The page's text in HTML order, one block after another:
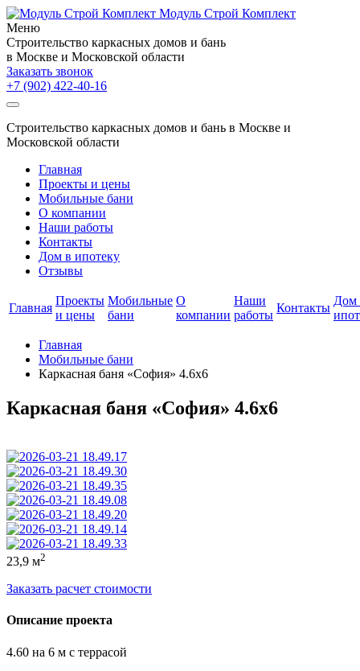
Модуль Строй Комплект
Меню
Cтроительство каркасных домов и бань
в Москве и Московской области
Заказать звонок
+7 (902) 422-40-16
Cтроительство каркасных домов и бань в Москве и
Московской области
Главная
Проекты и цены
Мобильные бани
О компании
Наши работы
Контакты
Дом в ипотеку
Отзывы
Главная
Проекты
и цены
Мобильные
бани
О
компании
Наши
работы
Контакты
Дом
Главная
Мобильные бани
Каркасная баня «София» 4.6х6
Каркасная баня «София» 4.6х6
23,9 м2
Заказать расчет стоимости
Описание проекта
4.60 на 6 м с террасой